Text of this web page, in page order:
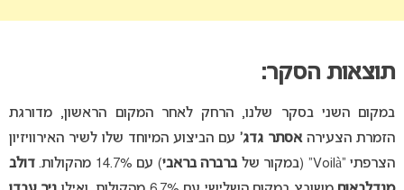
תוצאות הסקר:
במקום השני בסקר שלנו, הרחק לאחר המקום הראשון, מדורגת
הזמרת הצעירה אסתר גדג’עם הביצוע המיוחד שלו לשיר האירוויזיון
הצרפתי “Voilà” (במקור של
ברברה בראבי) עם 14.7% מהקולות.
דולב